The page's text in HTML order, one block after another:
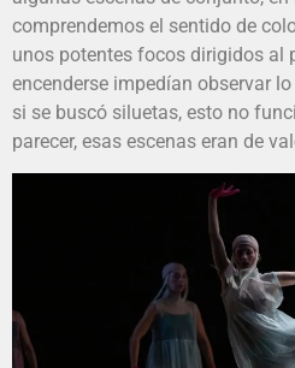
comprendemos el sentido de
unos potentes focos dirigidos al
encenderse impedían observar
si se buscó siluetas, esto no
parecer, esas escenas eran de